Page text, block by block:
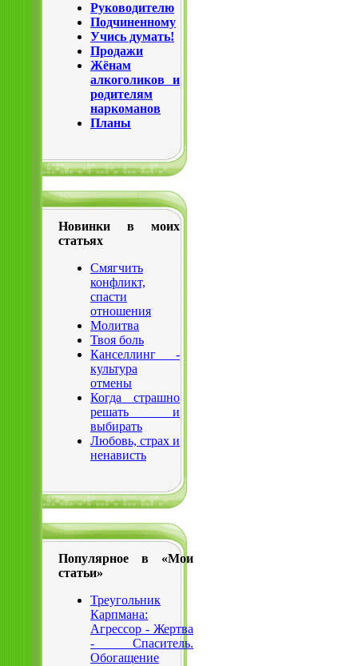
Руководителю
Подчиненному
Учись думать!
Продажи
Жёнам
алкоголиков и
родителям
наркоманов
Планы
Новинки в моих
статьях
Смягчить
конфликт,
спасти
отношения
Молитва
Твоя боль
Канселлинг -
культура
отмены
Когда страшно
решать и
выбирать
Любовь, страх и
ненависть
Популярное в «Мои
статьи»
Треугольник
Карпмана:
Агрессор - Жертва
- Спаситель.
Обогащение